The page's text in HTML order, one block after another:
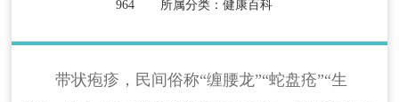
964 所属分类：健康百科
带状疱疹，民间俗称“缠腰龙”“蛇盘疮”“生